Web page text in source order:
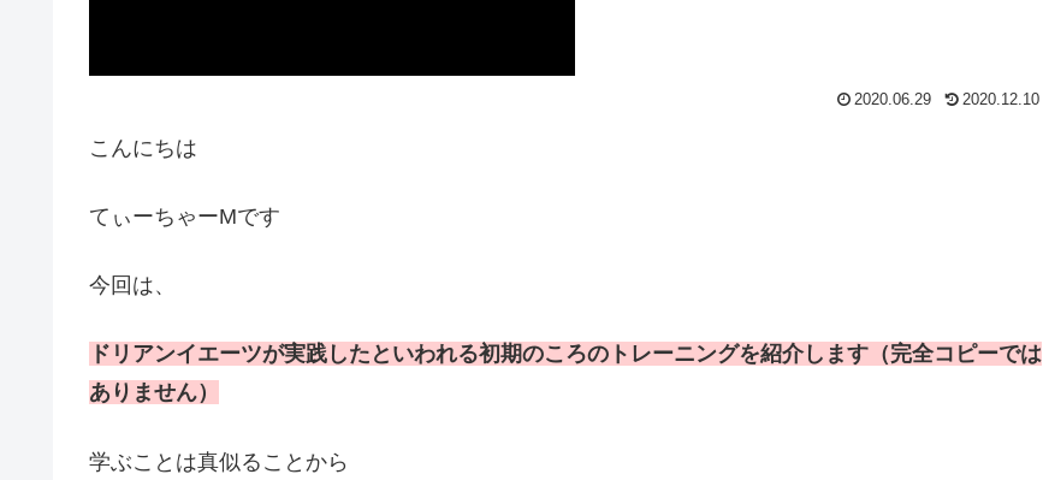
2020.06.29 2020.12.10
こんにちは
てぃーちゃーMです
今回は、
ドリアンイエーツが実践したといわれる初期のころのトレーニングを紹介します（完全コピーでは
ありません）
学ぶことは真似ることから